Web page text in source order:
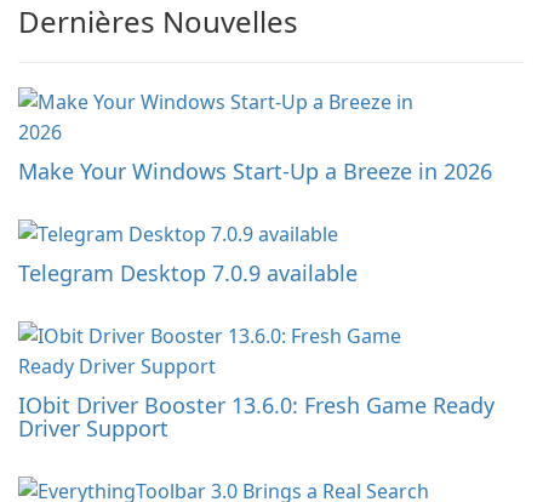
Dernières Nouvelles
Make Your Windows Start-Up a Breeze in 2026
Telegram Desktop 7.0.9 available
IObit Driver Booster 13.6.0: Fresh Game Ready
Driver Support